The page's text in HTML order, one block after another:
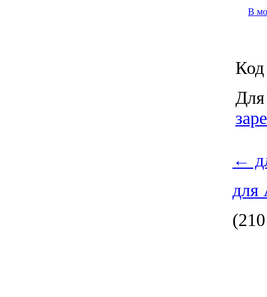
В
Код
Для
←
для